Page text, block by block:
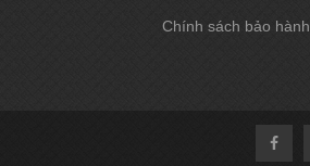
Chính sách bảo hành